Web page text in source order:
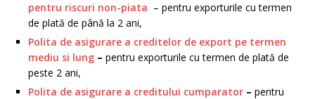
pentru riscuri non-piata – pentru exporturile cu termen
de plată de până la 2 ani,
Polita de asigurare a creditelor de export pe termen
mediu si lung – pentru exporturile cu termen de plată de
peste 2 ani,
Polita de asigurare a creditului cumparator – pentru